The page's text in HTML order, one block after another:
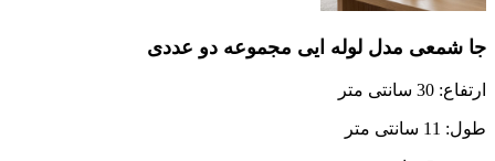
جا شمعی مدل لوله ایی مجموعه دو عددی
ارتفاع: 30 سانتی متر
طول: 11 سانتی متر